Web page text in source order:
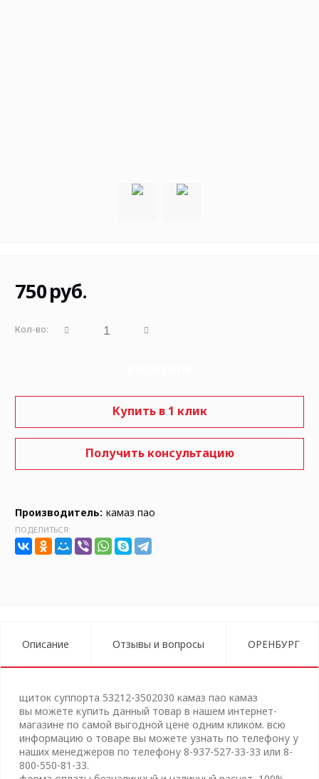
750руб.
Кол-во:
Купить в 1 клик
Получить консультацию
Производитель: камаз пао
ПОДЕЛИТЬСЯ:
Описание Отзывы и вопросы ОРЕНБУРГ
щиток суппорта 53212-3502030 камаз пао камаз
вы можете купить данный товар в нашем интернет-
магазине по самой выгодной цене одним кликом. всю
информацию о товаре вы можете узнать по телефону у
наших менеджеров по телефону 8-937-527-33-33 или 8-
800-550-81-33.